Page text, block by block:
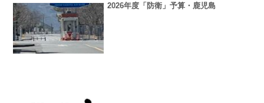
2026年度「防衛」予算・鹿児島